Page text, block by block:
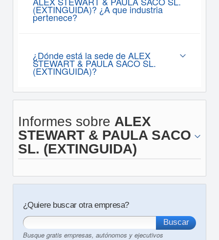
(EXTINGUIDA)? ¿A que industria
pertenece?
¿Dónde está la sede de ALEX
STEWART & PAULA SACO SL.
(EXTINGUIDA)?
Informes sobre ALEX
STEWART & PAULA SACO
SL. (EXTINGUIDA)
¿Quiere buscar otra empresa?
Busque gratis empresas, autónomos y ejecutivos